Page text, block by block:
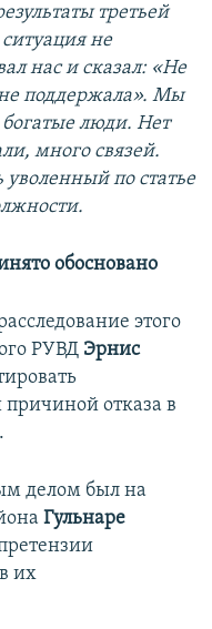
третьей
не
нас и сказал: «Не
поддержала». Мы
люди. Нет
много связей.
по статье
обосновано
этого
РУВД Эрнис
причиной отказа в
делом был на
Гульнаре
их